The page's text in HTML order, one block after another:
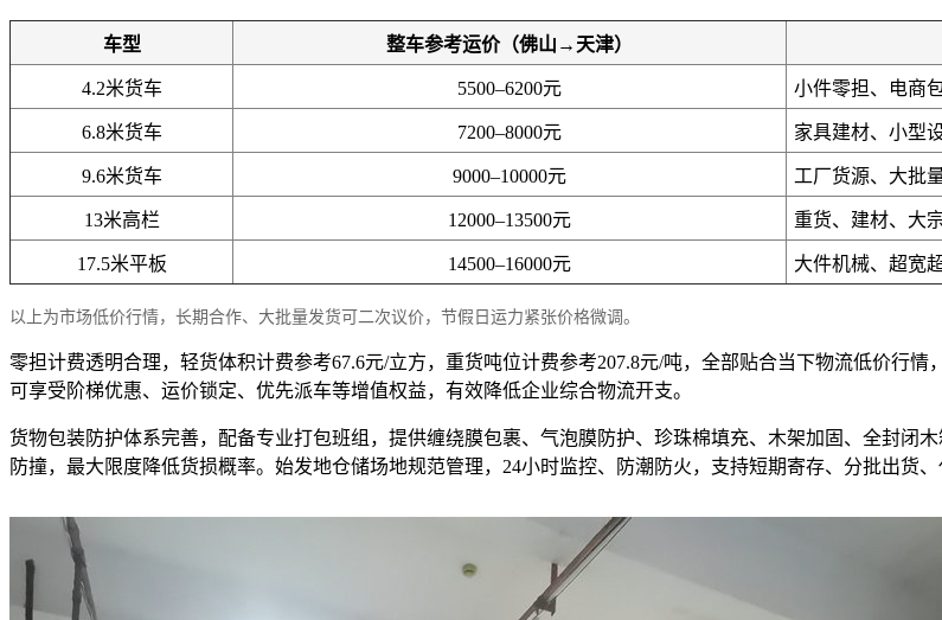
车型 整车参考运价（佛山→天津）
4.2米货车 5500–6200元 小件零担、电商
6.8米货车 7200–8000元 家具建材、小型
9.6米货车 9000–10000元 工厂货源、大批
13米高栏 12000–13500元 重货、建材、大
17.5米平板 14500–16000元 大件机械、超宽
以上为市场低价行情，长期合作、大批量发货可二次议价，节假日运力紧张价格微调。
零担计费透明合理，轻货体积计费参考67.6元/立方，重货吨位计费参考207.8元/吨，全部贴合当下物流低价行
可享受阶梯优惠、运价锁定、优先派车等增值权益，有效降低企业综合物流开支。
货物包装防护体系完善，配备专业打包班组，提供缠绕膜包裹、气泡膜防护、珍珠棉填充、木架加固、全封闭
防撞，最大限度降低货损概率。始发地仓储场地规范管理，24小时监控、防潮防火，支持短期寄存、分批出货、